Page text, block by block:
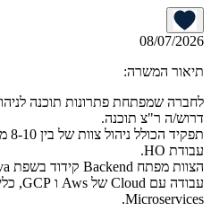
08/07/2026
תיאור המשרה:
לחברה שמפתחת פתרונות תוכנה
דרוש/ה ר"צ תוכנה.
עבודת HO.
הצוות מפתח Backend קידוד בשפת Java.
Microservices.